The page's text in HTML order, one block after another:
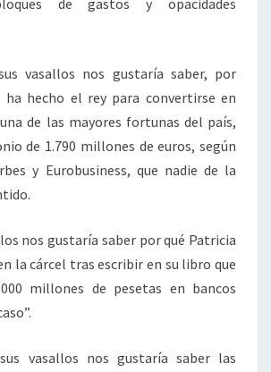
de gastos y opacidades
vasallos nos gustaría saber, por
hecho el rey para convertirse en
de las mayores fortunas del país,
de 1.790 millones de euros, según
y Eurobusiness, que nadie de la
nos gustaría saber por qué Patricia
la cárcel tras escribir en su libro que
millones de pesetas en bancos
vasallos nos gustaría saber las